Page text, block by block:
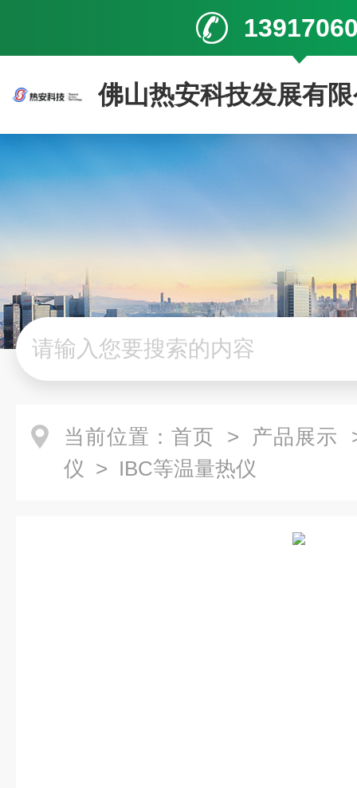
佛山热安科技发展有
当前位置： 首页 > 产品展示
仪 > IBC等温量热仪